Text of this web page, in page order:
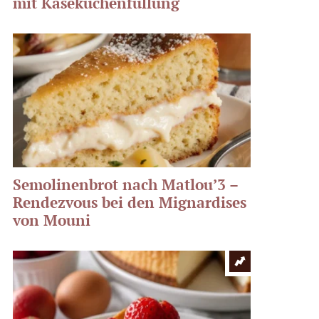
Semolinenbrot nach Matlou’3 –
Rendezvous bei den Mignardises
von Mouni